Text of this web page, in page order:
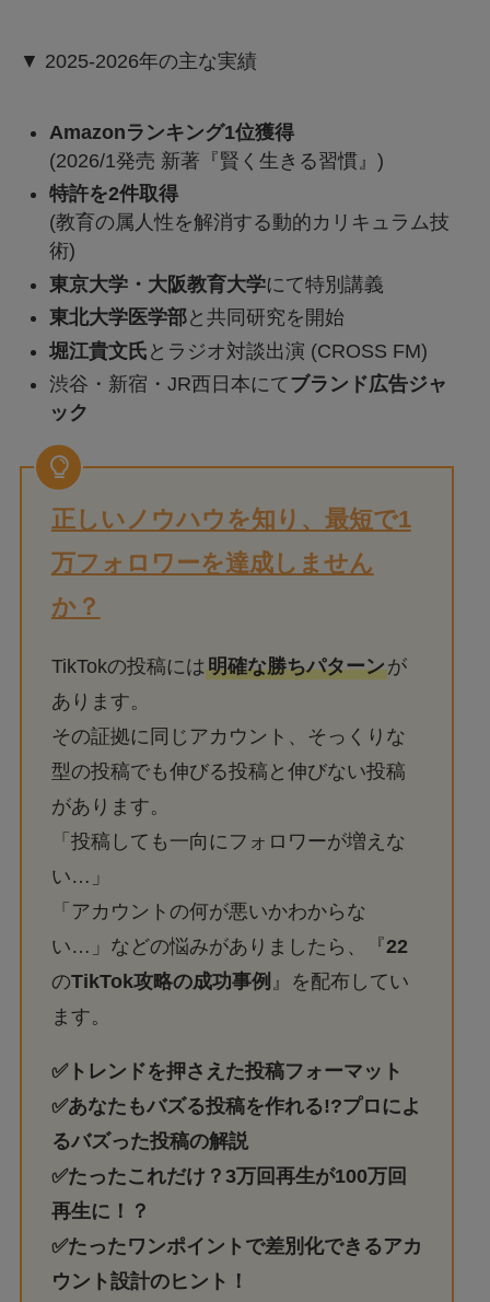
▼ 2025-2026年の主な実績
Amazonランキング1位獲得
(2026/1発売 新著『賢く生きる習慣』)
特許を2件取得
(教育の属人性を解消する動的カリキュラム技
術)
東京大学・大阪教育大学にて特別講義
東北大学医学部と共同研究を開始
堀江貴文氏 とラジオ対談出演 (CROSS FM)
渋谷・新宿・JR西日本にてブランド広告ジャ
ック
正しいノウハウを知り、最短で1
万フォロワーを達成しません
か？
TikTokの投稿には明確な勝ちパターンが
あります。
その証拠に同じアカウント、そっくりな
型の投稿でも伸びる投稿と伸びない投稿
があります。
「投稿しても一向にフォロワーが増えな
い…」
「アカウントの何が悪いかわからな
い…」などの悩みがありましたら、『22
のTikTok攻略の成功事例 』を配布してい
ます。
✅トレンドを押さえた投稿フォーマット
✅あなたもバズる投稿を作れる!?プロによ
るバズった投稿の解説
✅たったこれだけ？ 3万回再生が100万回
再生に！？
✅たったワンポイントで差別化できるアカ
ウント設計のヒント！